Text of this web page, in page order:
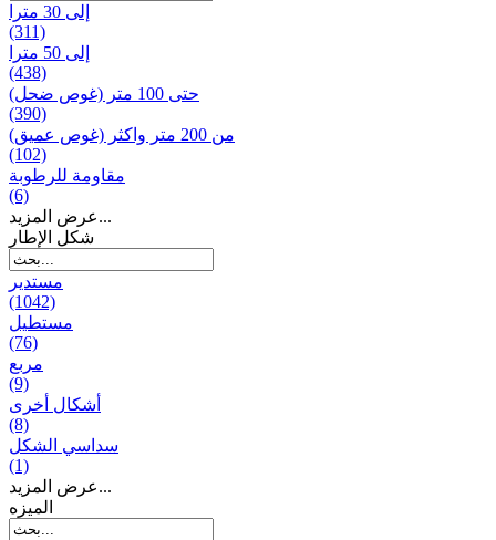
إلى 30 مترا
(311)
إلى 50 مترا
(438)
حتى 100 متر (غوص ضحل)
(390)
من 200 متر واکثر (غوص عميق)
(102)
مقاومة للرطوبة
(6)
عرض المزيد...
شكل الإطار
مستدير
(1042)
مستطيل
(76)
مربع
(9)
أشكال أخرى
(8)
سداسي الشكل
(1)
عرض المزيد...
المیزه